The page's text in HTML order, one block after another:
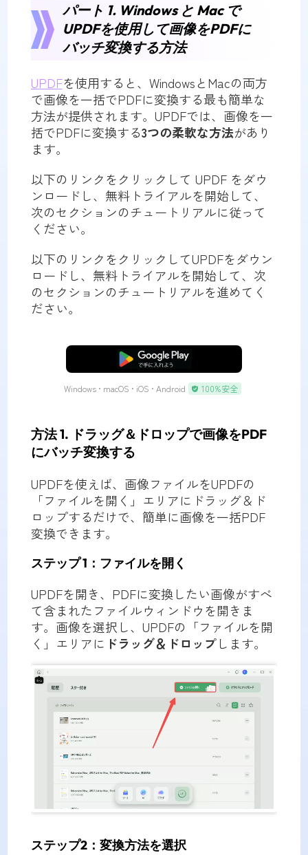
パート 1. Windows と Mac で
UPDFを使用して画像をPDFに
バッチ変換する方法
UPDFを使用すると、WindowsとMacの両方
で画像を一括でPDFに変換する最も簡単な
方法が提供されます。UPDFでは、画像を一
括でPDFに変換する3つの柔軟な方法があり
ます。
以下のリンクをクリックして UPDF をダウ
ンロードし、無料トライアルを開始して、
次のセクションのチュートリアルに従って
ください。
以下のリンクをクリックしてUPDFをダウン
ロードし、無料トライアルを開始して、次
のセクションのチュートリアルを進めてく
ださい。
無料ダウンロード
Windows • macOS • iOS • Android 100%安全
方法 1. ドラッグ＆ドロップで画像をPDF
にバッチ変換する
UPDFを使えば、画像ファイルをUPDFの
「ファイルを開く」エリアにドラッグ＆ド
ロップするだけで、簡単に画像を一括PDF
変換できます。
ステップ 1：ファイルを開く
UPDFを開き、PDFに変換したい画像がすべ
て含まれたファイルウィンドウを開きま
す。画像を選択し、UPDFの「ファイルを開
く」エリアに ドラッグ＆ドロップします。
ステップ2：変換方法を選択